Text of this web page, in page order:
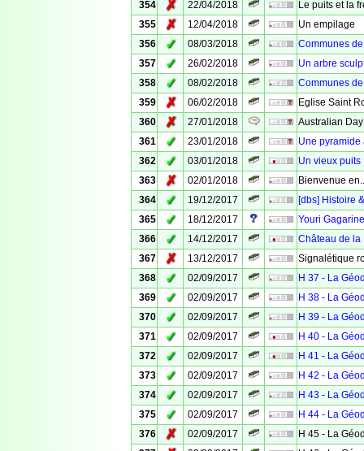
354
✗ 22/04/2018
Le puits et la
355
✗ 12/04/2018
Un empilage
356
✓ 08/03/2018
Communes
357
✓ 26/02/2018
Un arbre
358
✓ 08/02/2018
Communes
359
✗ 06/02/2018
Eglise Saint
360
✗ 27/01/2018
Australian
361
✓ 23/01/2018
Une pyramide
362
✓ 03/01/2018
Un vieux puits
363
✗ 02/01/2018
Bienvenue
364
✓ 19/12/2017
[dbs] Histoire
365
✓ 18/12/2017
Youri Gagarine
366
✓ 14/12/2017
Château de la
367
✗ 13/12/2017
Signalétique
368
✓ 02/09/2017
H 37 - La
369
✓ 02/09/2017
H 38 - La
370
✓ 02/09/2017
H 39 - La
371
✓ 02/09/2017
H 40 - La
372
✓ 02/09/2017
H 41 - La
373
✓ 02/09/2017
H 42 - La
374
✓ 02/09/2017
H 43 - La
375
✓ 02/09/2017
H 44 - La
376
✗ 02/09/2017
H 45 - La